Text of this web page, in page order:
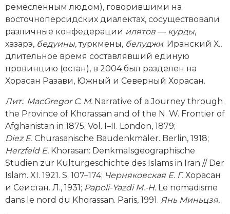
ремесленным людом), говорившими на
восточноперсидских диалектах, сосуществовали
различные конфедерации илятов — курды,
хазарэ, бедуины,туркмены, белуджи. Иранский Х.,
длительное время составлявший единую
провинцию (остан), в 2004 был разделен на
Хорасан Разави, Южный и Северный Хорасан.
Лит.: MacGregor C. M. Narrative of a Journey through
the Province of Khorassan and of the N. W. Frontier of
Afghanistan in 1875. Vol. I–II. London, 1879;
Diez E. Churasanische Baudenkmäler. Berlin, 1918;
Herzfeld E. Khorasan: Denkmalsgeographische
Studien zur Kulturgeschichte des Islams in Iran // Der
Islam. XI. 1921. S. 107–174; Черняковская Е. Г. Хорасан
и Сеистан. Л., 1931; Papoli-­Yazdi M.-H. Le nomadisme
dans le nord du Khorassan. Paris, 1991. Янь Миньцзя.